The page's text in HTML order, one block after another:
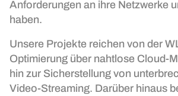
Anforderungen an ihre Netzwerke
haben.
Unsere Projekte reichen von der
Optimierung über nahtlose Cloud-
hin zur Sicherstellung von
Video-Streaming. Darüber hinaus